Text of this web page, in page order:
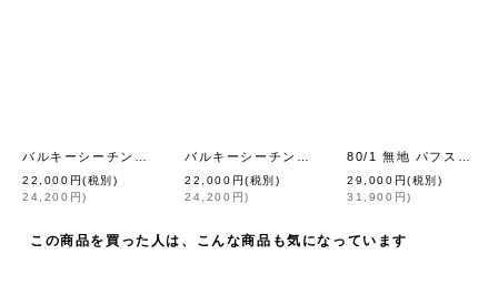
[homspun
22,000 円(税別)
24,200 円)
22,000 円(税別)
24,200 円)
29,000 円(税別)
31,900 円)
この商品を買った人は、こんな商品も気になっています